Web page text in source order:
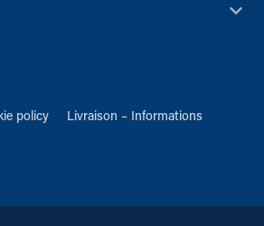
policy Livraison – Informations